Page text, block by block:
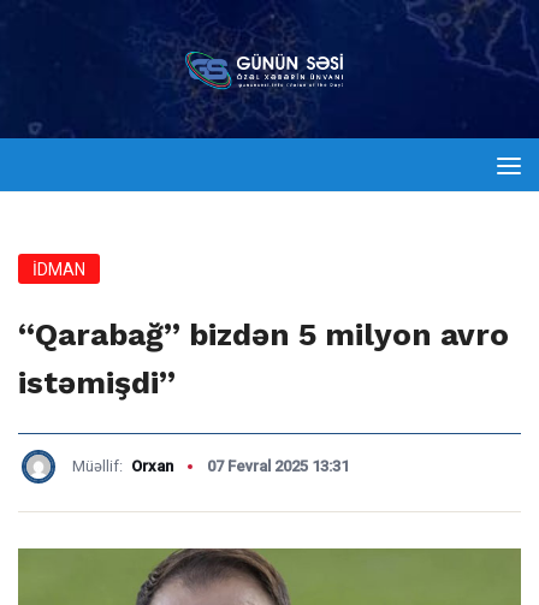
İDMAN
“Qarabağ” bizdən 5 milyon avro
istəmişdi”
Müəllif: Orxan 07 Fevral 2025 13:31